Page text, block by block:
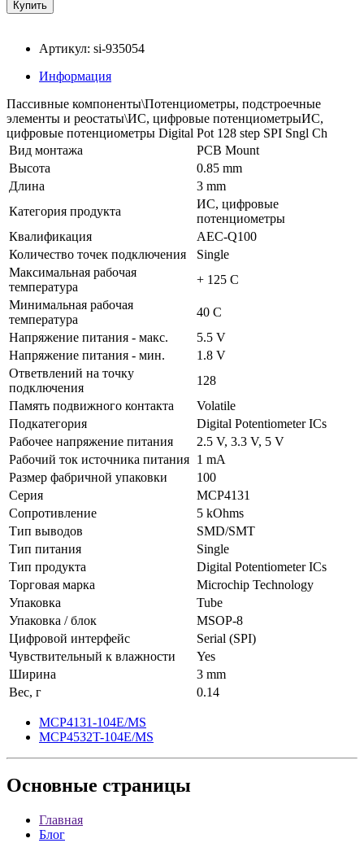
Артикул: si-935054
Информация
Пассивные компоненты\Потенциометры, подстроечные
элементы и реостаты\ИС, цифровые потенциометрыИС,
цифровые потенциометры Digital Pot 128 step SPI Sngl Ch
Вид монтажа
PCB Mount
Высота
0.85 mm
Длина
3 mm
Категория продукта
ИС, цифровые
потенциометры
Квалификация
AEC-Q100
Количество точек подключения
Single
Максимальная рабочая
температура
+ 125 C
Минимальная рабочая
температура
40 C
Напряжение питания - макс.
5.5 V
Напряжение питания - мин.
1.8 V
Ответвлений на точку
подключения
128
Память подвижного контакта
Volatile
Подкатегория
Digital Potentiometer ICs
Рабочее напряжение питания
2.5 V, 3.3 V, 5 V
Рабочий ток источника питания 1 mA
Размер фабричной упаковки
100
Серия
MCP4131
Сопротивление
5 kOhms
Тип выводов
SMD/SMT
Тип питания
Single
Тип продукта
Digital Potentiometer ICs
Торговая марка
Microchip Technology
Упаковка
Tube
Упаковка / блок
MSOP-8
Цифровой интерфейс
Serial (SPI)
Чувствительный к влажности
Yes
Ширина
3 mm
Вес, г
0.14
MCP4131-104E/MS
MCP4532T-104E/MS
Основные страницы
Главная
Блог